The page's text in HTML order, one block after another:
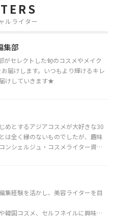
ルライター
集部
がセレクトした旬のコスメやメイク
届けします。いつもより輝けるキレ
けしていきます★
めとするアジアコスメが大好きな30
は全く縁のないものでしたが、趣味
ンシェルジュ・コスメライター資格
るイメージコンサルティングも行っ
集経験を活かし、美容ライターを目
韓国コスメ、セルフネイルに興味が